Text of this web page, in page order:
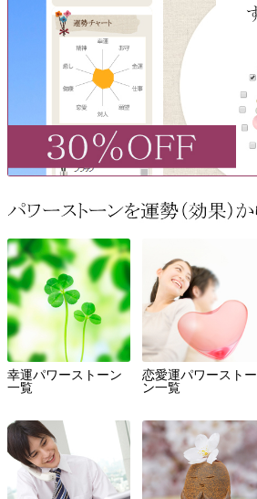
幸運パワーストーン
一覧
恋愛運パワーストー
ン一覧